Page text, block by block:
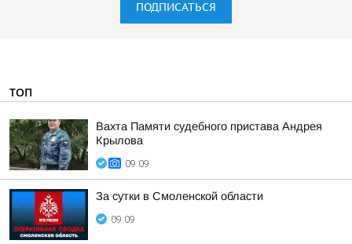
ПОДПИСАТЬСЯ
ТОП
Вахта Памяти судебного пристава Андрея
Крылова
09:09
За сутки в Смоленской области
09:09